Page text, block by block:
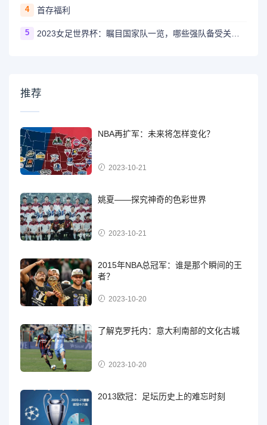
4 首存福利
5
推荐
NBA再扩军：未来将怎样变化？
2023-10-21
姚夏——探究神奇的色彩世界
2023-10-21
2015年NBA总冠军：谁是那个瞬间的王
者？
2023-10-20
了解克罗托内：意大利南部的文化古城
2023-10-20
2013欧冠：足坛历史上的难忘时刻